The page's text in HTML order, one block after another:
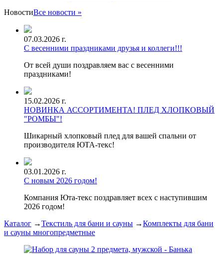
НовостиВсе новости »
07.03.2026 г.
С весенними праздниками друзья и коллеги!!!
От всей души поздравляем вас с весенними
праздниками!
15.02.2026 г.
НОВИНКА АССОРТИМЕНТА! ПЛЕД ХЛОПКОВЫЙ
"РОМБЫ"!
Шикарный хлопковый плед для вашей спальни от
производителя ЮТА-текс!
03.01.2026 г.
С новым 2026 годом!
Компания Юта-текс поздравляет всех с наступившим
2026 годом!
Каталог →Текстиль для бани и сауны →Комплекты для бани
и сауны многопредметные